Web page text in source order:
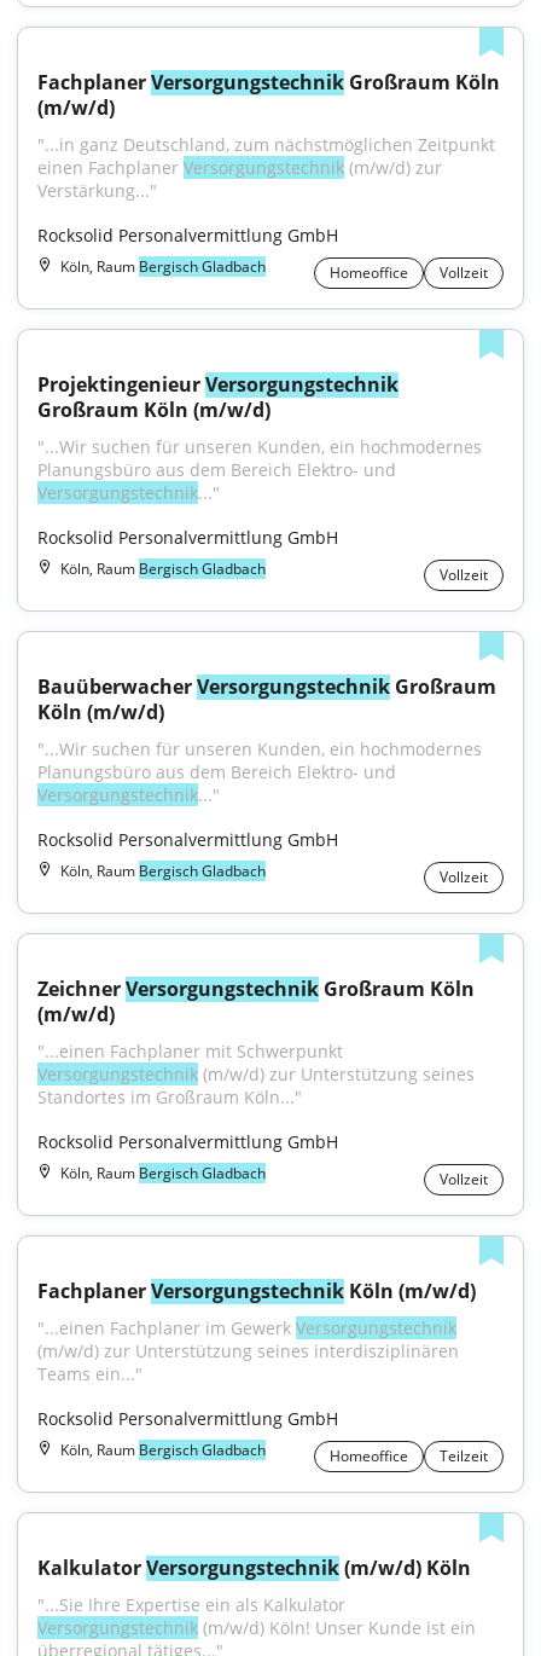
Fachplaner Versorgungstechnik Großraum Köln
(m/w/d)
"...in ganz Deutschland, zum nächstmöglichen Zeitpunkt
einen Fachplaner Versorgungstechnik (m/w/d) zur
Verstärkung..."
Rocksolid Personalvermittlung GmbH
Köln, Raum Bergisch Gladbach Homeoffice Vollzeit
Projektingenieur Versorgungstechnik
Großraum Köln (m/w/d)
"...Wir suchen für unseren Kunden, ein hochmodernes
Versorgungstechnik..."
Rocksolid Personalvermittlung GmbH
Köln, Raum Bergisch Gladbach Vollzeit
Bauüberwacher Versorgungstechnik Großraum
Köln (m/w/d)
"...Wir suchen für unseren Kunden, ein hochmodernes
Versorgungstechnik..."
Rocksolid Personalvermittlung GmbH
Köln, Raum Bergisch Gladbach Vollzeit
Zeichner Versorgungstechnik Großraum Köln
(m/w/d)
Versorgungstechnik (m/w/d) zur Unterstützung seines
Standortes im Großraum Köln..."
Rocksolid Personalvermittlung GmbH
Köln, Raum Bergisch Gladbach Vollzeit
Fachplaner Versorgungstechnik Köln (m/w/d)
"...einen Fachplaner im Gewerk Versorgungstechnik
(m/w/d) zur Unterstützung seines interdisziplinären
Teams ein..."
Rocksolid Personalvermittlung GmbH
Köln, Raum Bergisch Gladbach Homeoffice Teilzeit
Kalkulator Versorgungstechnik (m/w/d) Köln
Versorgungstechnik (m/w/d) Köln! Unser Kunde ist ein
überregional tätiges..."